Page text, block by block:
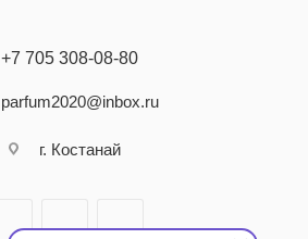
+7 705 308-08-80
parfum2020@inbox.ru
г. Костанай